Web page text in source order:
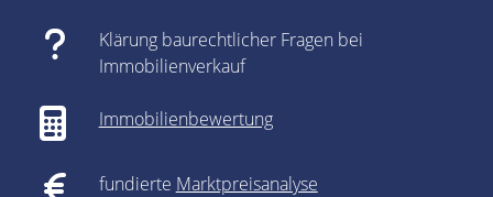
Klärung baurechtlicher Fragen bei
Immobilienverkauf
Immobilienbewertung
fundierte Marktpreisanalyse